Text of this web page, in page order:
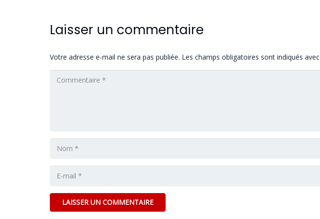
Laisser un commentaire
Votre adresse e-mail ne sera pas publiée. Les champs obligatoires sont indiqués avec
LAISSER UN COMMENTAIRE